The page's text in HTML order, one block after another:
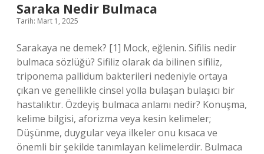
Saraka Nedir Bulmaca
Tarih: Mart 1, 2025
Sarakaya ne demek? [1] Mock, eğlenin. Sifilis nedir
bulmaca sözlüğü? Sifiliz olarak da bilinen sifiliz,
triponema pallidum bakterileri nedeniyle ortaya
çıkan ve genellikle cinsel yolla bulaşan bulaşıcı bir
hastalıktır. Özdeyiş bulmaca anlamı nedir? Konuşma,
kelime bilgisi, aforizma veya kesin kelimeler;
Düşünme, duygular veya ilkeler onu kısaca ve
önemli bir şekilde tanımlayan kelimelerdir. Bulmaca